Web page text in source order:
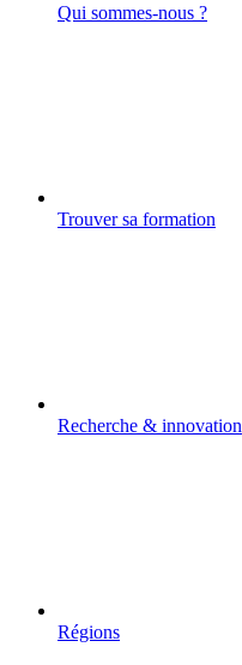
Qui sommes-nous ?
Trouver sa formation
Recherche & innovation
Régions